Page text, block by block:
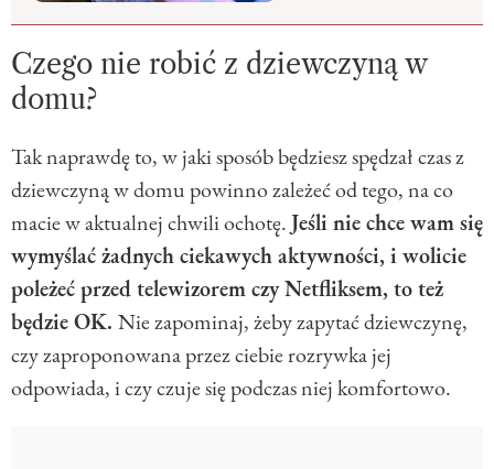
Czego nie robić z dziewczyną w
domu?
Tak naprawdę to, w jaki sposób będziesz spędzał czas z
dziewczyną w domu powinno zależeć od tego, na co
macie w aktualnej chwili ochotę.Jeśli nie chce wam się
wymyślać żadnych ciekawych aktywności, i wolicie
poleżeć przed telewizorem czy Netfliksem, to też
będzie OK. Nie zapominaj, żeby zapytać dziewczynę,
czy zaproponowana przez ciebie rozrywka jej
odpowiada, i czy czuje się podczas niej komfortowo.